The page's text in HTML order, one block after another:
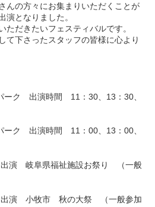
んの方々にお集まりいただくことが
演となりました。
ただきたいフェスティバルです。
て下さったスタッフの皆様に心より
ーク 出演時間 11：30、13：30、
ーク 出演時間 11：00、13：00、
演 岐阜県福祉施設お祭り （一般
出演 小牧市 秋の大祭 （一般参加